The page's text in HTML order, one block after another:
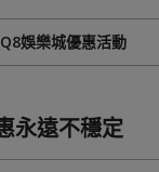
Q8娛樂城優惠活動
永遠不穩定